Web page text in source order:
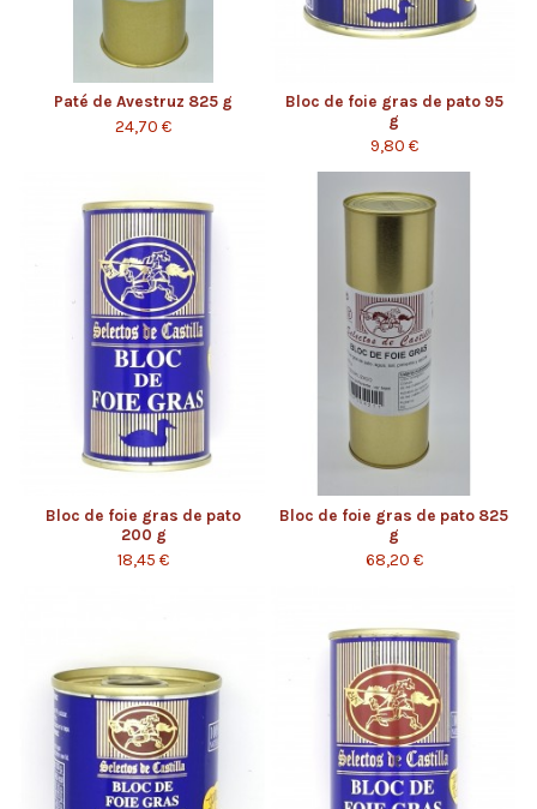
Paté de Avestruz 825 g
24,70 €
Bloc de foie gras de pato 95
g
9,80 €
Bloc de foie gras de pato
200 g
18,45 €
Bloc de foie gras de pato 825
g
68,20 €